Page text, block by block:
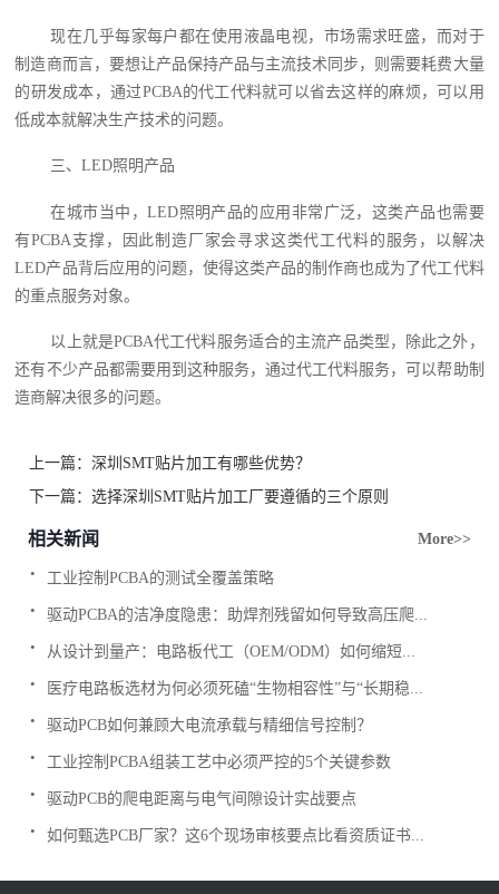
现在几乎每家每户都在使用液晶电视，市场需求旺盛，而对于
制造商而言，要想让产品保持产品与主流技术同步，则需要耗费大量
的研发成本，通过PCBA的代工代料就可以省去这样的麻烦，可以用
低成本就解决生产技术的问题。
三、LED照明产品
在城市当中，LED照明产品的应用非常广泛，这类产品也需要
有PCBA支撑，因此制造厂家会寻求这类代工代料的服务，以解决
LED产品背后应用的问题，使得这类产品的制作商也成为了代工代料
的重点服务对象。
以上就是PCBA代工代料服务适合的主流产品类型，除此之外，
还有不少产品都需要用到这种服务，通过代工代料服务，可以帮助制
造商解决很多的问题。
上一篇：深圳SMT贴片加工有哪些优势？
下一篇：选择深圳SMT贴片加工厂要遵循的三个原则
相关新闻 More>>
工业控制PCBA的测试全覆盖策略
.
驱动PCBA的洁净度隐患：助焊剂残留如何导致高压爬...
.
从设计到量产：电路板代工（OEM/ODM）如何缩短...
.
医疗电路板选材为何必须死磕“生物相容性”与“长期稳...
.
驱动PCB如何兼顾大电流承载与精细信号控制？
.
工业控制PCBA组装工艺中必须严控的5个关键参数
.
驱动PCB的爬电距离与电气间隙设计实战要点
.
如何甄选PCB厂家？这6个现场审核要点比看资质证书...
.